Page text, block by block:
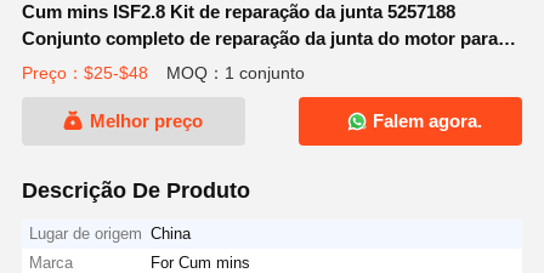
Cum mins ISF2.8 Kit de reparação da junta 5257188
Conjunto completo de reparação da junta do motor para
partes do motor Cum mins
Preço：$25-$48 MOQ：1 conjunto
Melhor preço Falem agora.
Descrição De Produto
Lugar de origem China
Marca
For Cum mins